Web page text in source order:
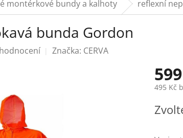
montérkové bundy a kalhoty reflexní
bunda Gordon
Značka: CERVA
495 Kč
cena: